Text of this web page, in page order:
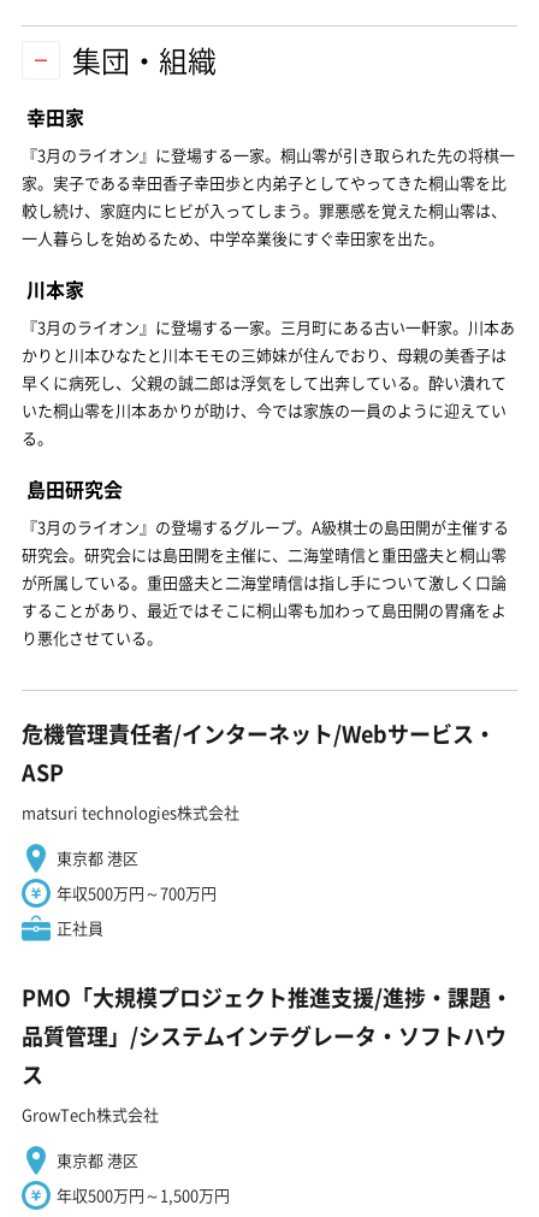
集団・組織
幸田家
『3月のライオン』に登場する一家。桐山零が引き取られた先の将棋一
家。実子である幸田香子幸田歩と内弟子としてやってきた桐山零を比
較し続け、家庭内にヒビが入ってしまう。罪悪感を覚えた桐山零は、
一人暮らしを始めるため、中学卒業後にすぐ幸田家を出た。
川本家
『3月のライオン』に登場する一家。三月町にある古い一軒家。川本あ
かりと川本ひなたと川本モモの三姉妹が住んでおり、母親の美香子は
早くに病死し、父親の誠二郎は浮気をして出奔している。酔い潰れて
いた桐山零を川本あかりが助け、今では家族の一員のように迎えてい
る。
島田研究会
『3月のライオン』の登場するグループ。A級棋士の島田開が主催する
研究会。研究会には島田開を主催に、二海堂晴信と重田盛夫と桐山零
が所属している。重田盛夫と二海堂晴信は指し手について激しく口論
することがあり、最近ではそこに桐山零も加わって島田開の胃痛をよ
り悪化させている。
危機管理責任者/インターネット/Webサービス・
ASP
matsuri technologies株式会社
東京都 港区
年収500万円～700万円
正社員
PMO「大規模プロジェクト推進支援/進捗・課題・
品質管理」/システムインテグレータ・ソフトハウ
ス
GrowTech株式会社
東京都 港区
年収500万円～1,500万円